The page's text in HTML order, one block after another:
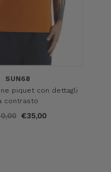
SUN68
piquet con dettagli
contrasto
€35,00